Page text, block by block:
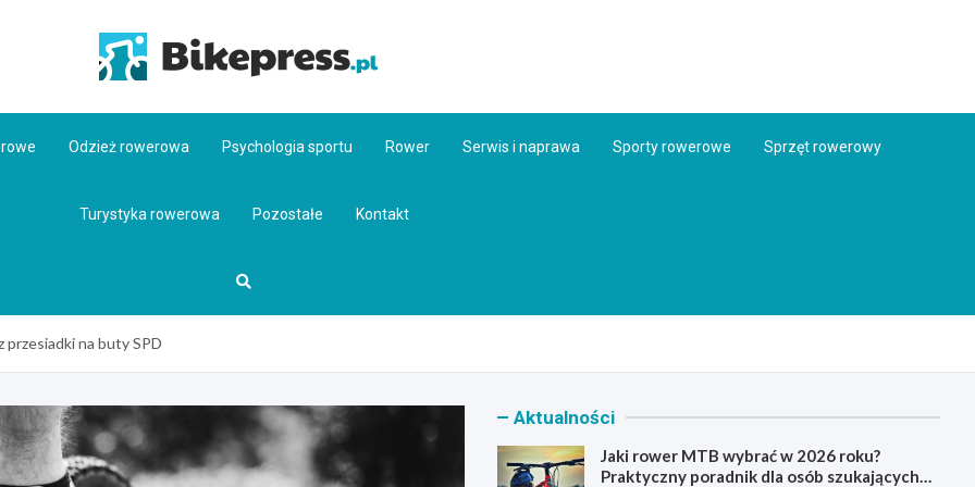
Odzież rowerowa Psychologia sportu Rower Serwis i naprawa Sporty rowerowe Sprzęt rowerowy
Turystyka rowerowa Pozostałe Kontakt
przesiadki na buty SPD
Aktualności
Jaki rower MTB wybrać w 2026 roku?
Praktyczny poradnik dla osób szukających